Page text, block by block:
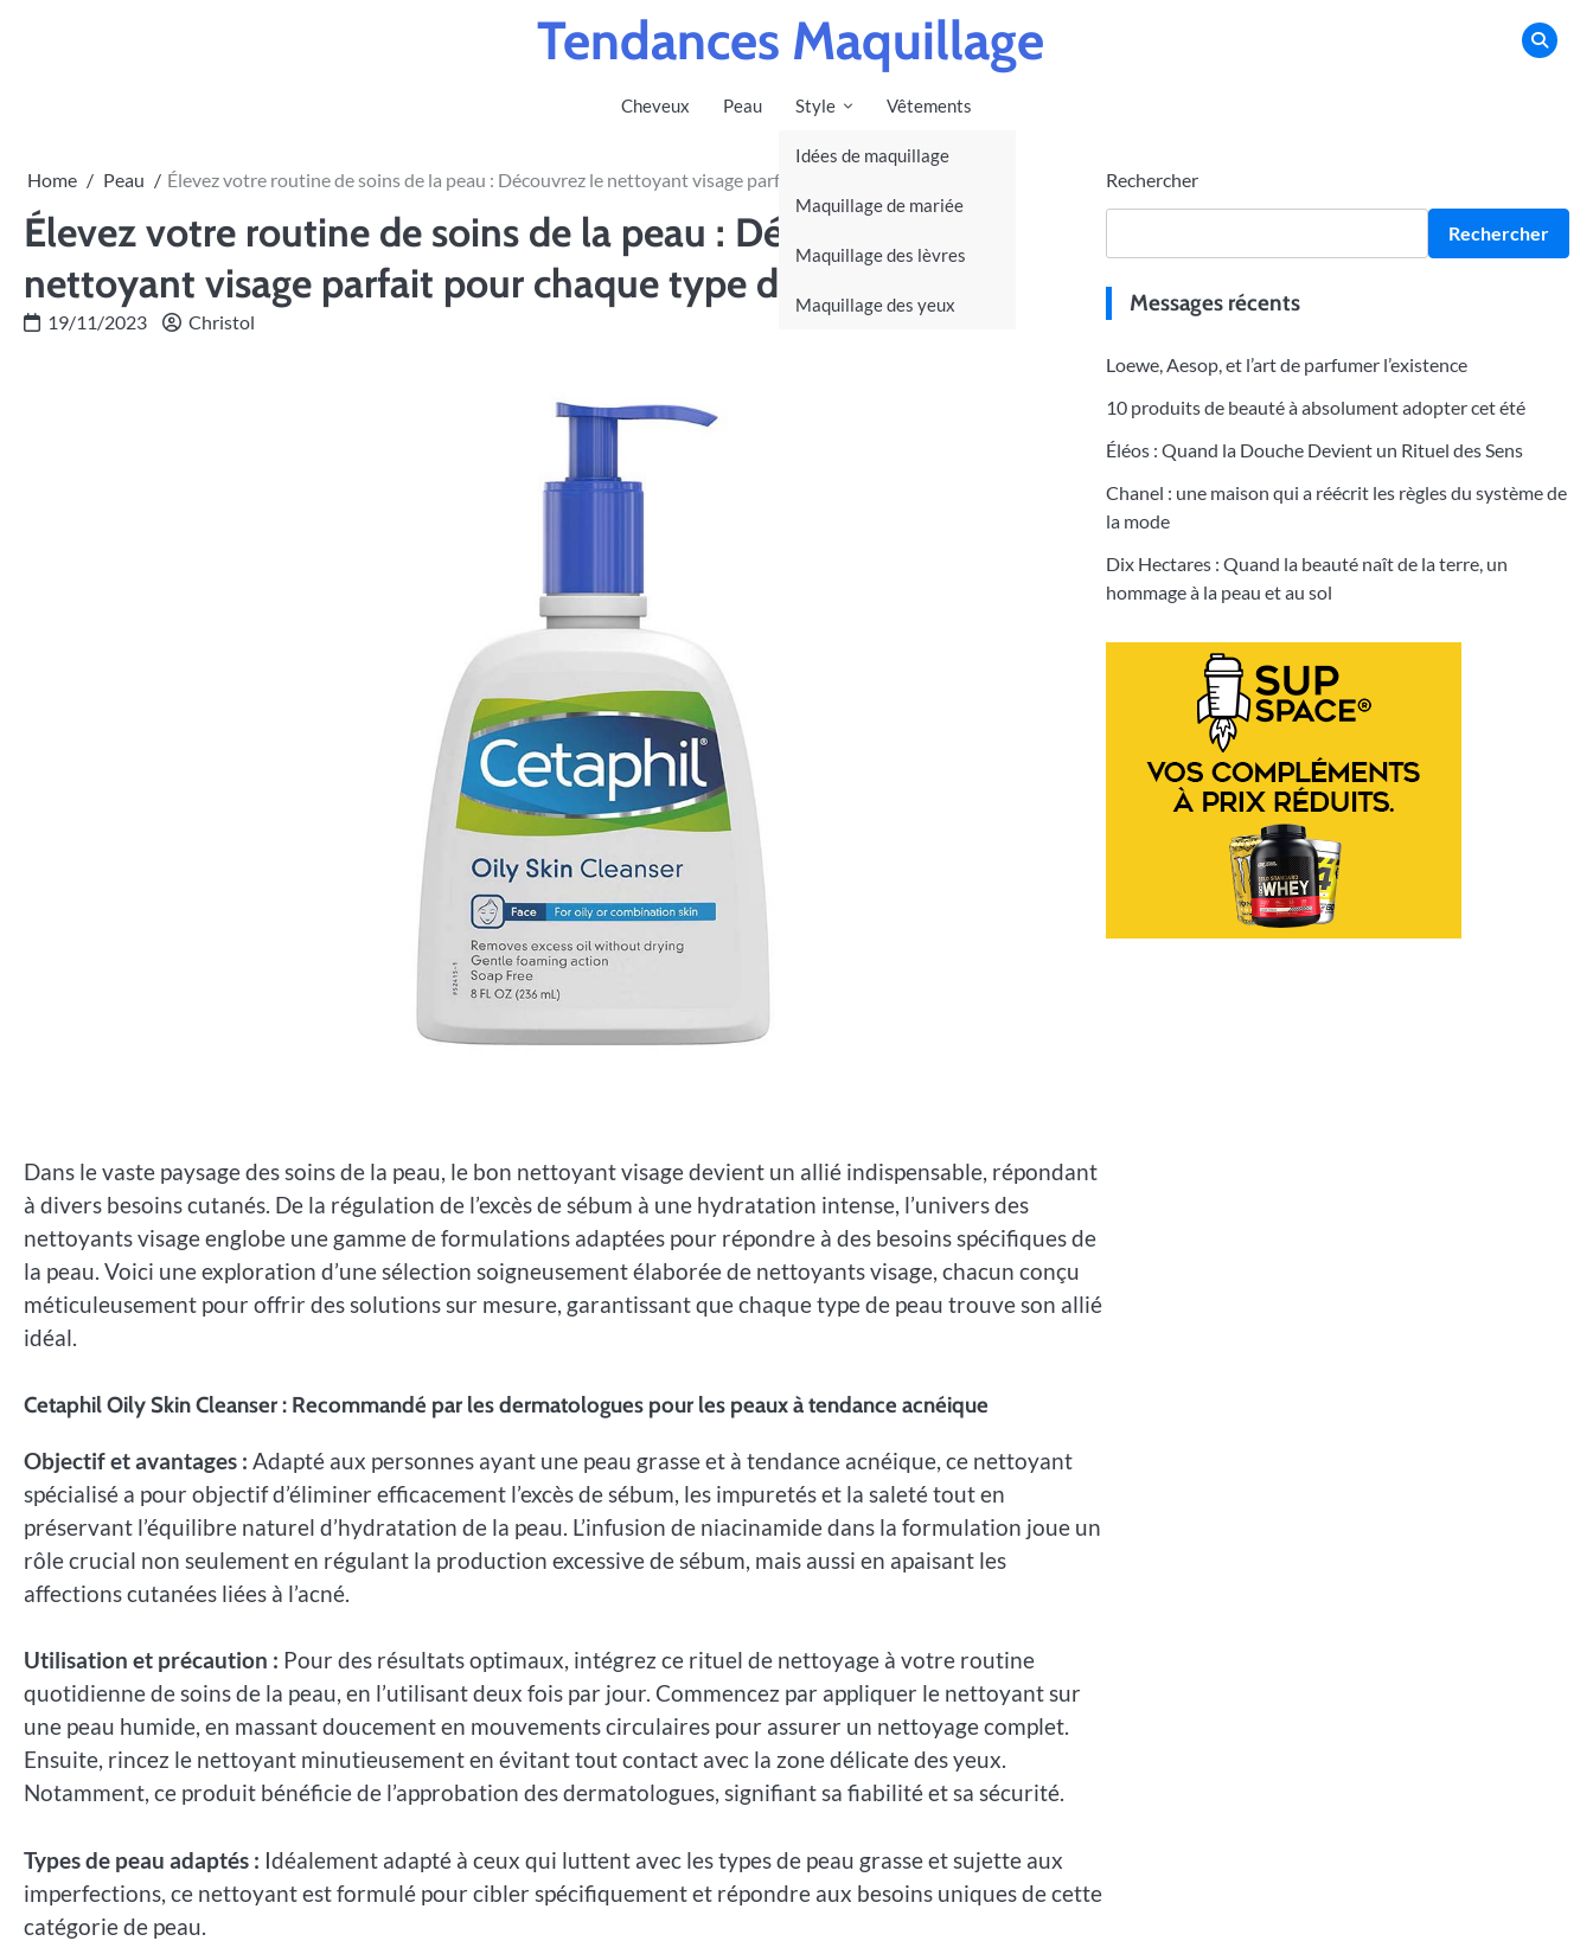
Tendances Maquillage
Cheveux Peau Style
Idées de maquillage
Maquillage de mariée
Maquillage des lèvres
Maquillage des yeux
Vêtements
Home Peau Élevez votre routine de soins de la peau : Découvrez le nettoyant visage parfait pour chaque type de peau
Élevez votre routine de soins de la peau : Découvrez le
nettoyant visage parfait pour chaque type de peau
19/11/2023 Christol
Dans le vaste paysage des soins de la peau, le bon nettoyant visage devient un allié indispensable, répondant
à divers besoins cutanés. De la régulation de l’excès de sébum à une hydratation intense, l’univers des
nettoyants visage englobe une gamme de formulations adaptées pour répondre à des besoins spécifiques de
la peau. Voici une exploration d’une sélection soigneusement élaborée de nettoyants visage, chacun conçu
méticuleusement pour offrir des solutions sur mesure, garantissant que chaque type de peau trouve son allié
idéal.
Cetaphil Oily Skin Cleanser : Recommandé par les dermatologues pour les peaux à tendance acnéique
Objectif et avantages : Adapté aux personnes ayant une peau grasse et à tendance acnéique, ce nettoyant
spécialisé a pour objectif d’éliminer efficacement l’excès de sébum, les impuretés et la saleté tout en
préservant l’équilibre naturel d’hydratation de la peau. L’infusion de niacinamide dans la formulation joue un
rôle crucial non seulement en régulant la production excessive de sébum, mais aussi en apaisant les
affections cutanées liées à l’acné.
Utilisation et précaution : Pour des résultats optimaux, intégrez ce rituel de nettoyage à votre routine
quotidienne de soins de la peau, en l’utilisant deux fois par jour. Commencez par appliquer le nettoyant sur
une peau humide, en massant doucement en mouvements circulaires pour assurer un nettoyage complet.
Ensuite, rincez le nettoyant minutieusement en évitant tout contact avec la zone délicate des yeux.
Notamment, ce produit bénéficie de l’approbation des dermatologues, signifiant sa fiabilité et sa sécurité.
Types de peau adaptés : Idéalement adapté à ceux qui luttent avec les types de peau grasse et sujette aux
imperfections, ce nettoyant est formulé pour cibler spécifiquement et répondre aux besoins uniques de cette
catégorie de peau.
Rechercher
Rechercher
Messages récents
Loewe, Aesop, et l’art de parfumer l’existence
10 produits de beauté à absolument adopter cet été
Éléos : Quand la Douche Devient un Rituel des Sens
Chanel : une maison qui a réécrit les règles du système de
la mode
Dix Hectares : Quand la beauté naît de la terre, un
hommage à la peau et au sol